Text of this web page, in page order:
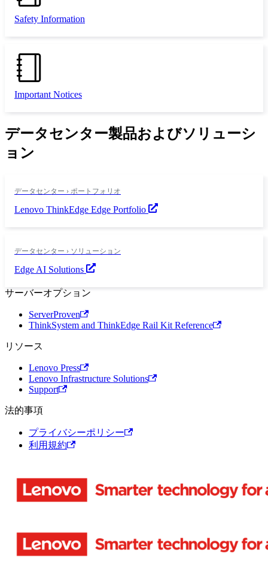
Safety Information
Important Notices
データセンター製品およびソリューシ
ョン
データセンター › ポートフォリオ
Lenovo ThinkEdge Edge Portfolio
データセンター › ソリューション
Edge AI Solutions
サーバーオプション
ServerProven
ThinkSystem and ThinkEdge Rail Kit Reference
リソース
Lenovo Press
Lenovo Infrastructure Solutions
Support
法的事項
プライバシーポリシー
利用規約